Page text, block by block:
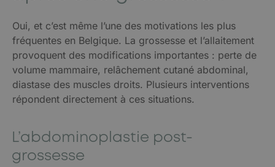
Oui, et c’est même l’une des motivations les plus
fréquentes en Belgique. La grossesse et l’allaitement
provoquent des modifications importantes : perte de
volume mammaire, relâchement cutané abdominal,
diastase des muscles droits. Plusieurs interventions
répondent directement à ces situations.
L’abdominoplastie post-
grossesse